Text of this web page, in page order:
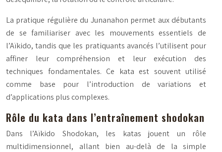
La pratique régulière du Junanahon permet aux débutants
de se familiariser avec les mouvements essentiels de
l’Aïkido, tandis que les pratiquants avancés l’utilisent pour
affiner leur compréhension et leur exécution des
techniques fondamentales. Ce kata est souvent utilisé
comme base pour l’introduction de variations et
d’applications plus complexes.
Rôle du kata dans l’entraînement shodokan
Dans l’Aïkido Shodokan, les katas jouent un rôle
multidimensionnel, allant bien au-delà de la simple